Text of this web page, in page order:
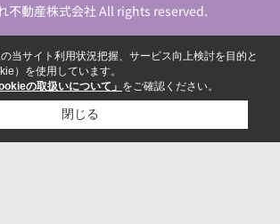
不動産株式会社 All rights reserved.
当サイト利用状況把握、サービス向上検討を目的と
）を使用しています。
の取扱いについて」 をご確認ください。
閉じる